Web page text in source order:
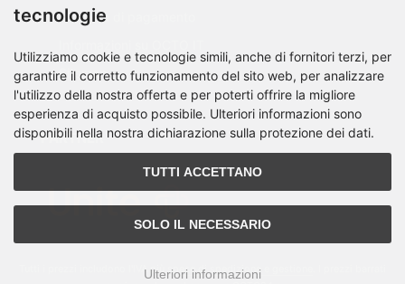
Modalità di pagamento
Sitemap
PARTNER
Tutti i prezzi includono l'IVA più spese di spedizione e gestione
tecnologie
Utilizziamo cookie e tecnologie simili, anche di fornitori terzi, per
garantire il corretto funzionamento del sito web, per analizzare
l'utilizzo della nostra offerta e per poterti offrire la migliore
esperienza di acquisto possibile. Ulteriori informazioni sono
disponibili nella nostra dichiarazione sulla protezione dei dati.
TUTTI ACCETTANO
SOLO IL NECESSARIO
Ulteriori informazioni